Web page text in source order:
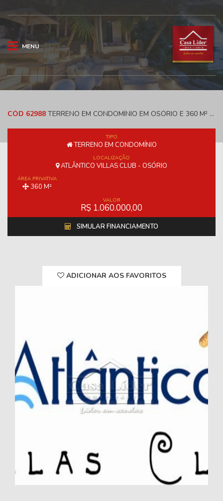
MENU
CÓD 62988 TERRENO EM CONDOMÍNIO EM OSÓRIO E 360 M² - ATLÂNTICO VILLAS CLUB
TIPO
TERRENO EM CONDOMÍNIO
LOCALIZAÇÃO
ATLÂNTICO VILLAS CLUB - OSÓRIO
ÁREA PRIVATIVA
360 M²
VALOR
R$ 1.060.000,00
SIMULAR FINANCIAMENTO
ADICIONAR AOS FAVORITOS